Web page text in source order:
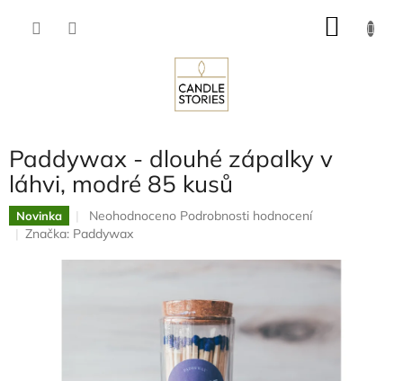
Paddywax - dlouhé zápalky v
láhvi, modré 85 kusů
Novinka
Průměrné
hodnocení
Neohodnoceno Podrobnosti hodnocení
Značka: Paddywax